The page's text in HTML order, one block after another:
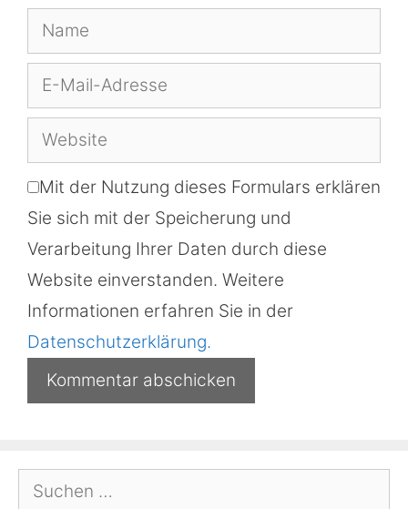
Name
E-
Mail-
Adresse
Website
Mit der Nutzung dieses Formulars erklären
Sie sich mit der Speicherung und
Verarbeitung Ihrer Daten durch diese
Website einverstanden. Weitere
Informationen erfahren Sie in der
Datenschutzerklärung.
Suchen